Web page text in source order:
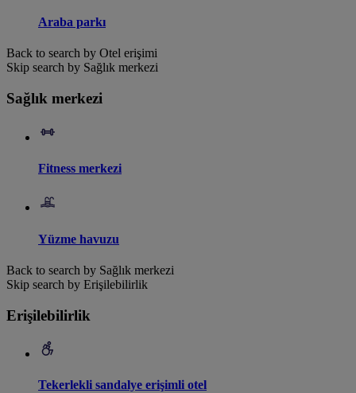
Araba parkı
Back to search by Otel erişimi
Skip search by Sağlık merkezi
Sağlık merkezi
Fitness merkezi
Yüzme havuzu
Back to search by Sağlık merkezi
Skip search by Erişilebilirlik
Erişilebilirlik
Tekerlekli sandalye erişimli otel